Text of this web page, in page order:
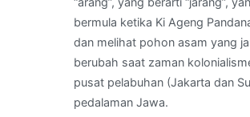
0812
9070
0500
bermula ketika Ki Ageng
dan melihat pohon asam yang
berubah saat zaman
pusat pelabuhan (Jakarta dan
pedalaman Jawa.